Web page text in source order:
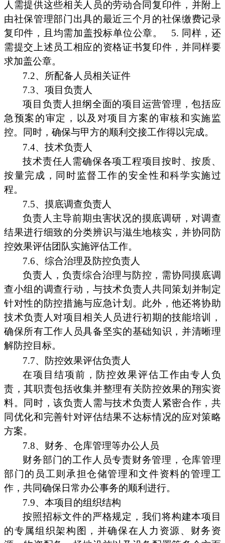
人需提供这些相关人员的劳动合同复印件，并附上
由社保管理部门出具的最近三个月的社保缴费记录
复印件，且均需加盖投标单位公章。
5. 同样，还
需提交上述员工相应的资格证书复印件，并同样要
求加盖公章。
7.2、所配备人员相关证件
7.3、项目负责人
项目负责人担纲全面的项目运营管理，包括应
急预案的审定，以及对项目方案的审核和实施监
控。同时，确保与甲方的顺利交接工作得以完成。
7.4、技术负责人
技术责任人需确保各项工程项目按时、按质、
按量完成，同时监督工作的安全性和科学实施过
程。
7.5、摸底调查负责人
负责人主导前期虫害状况的摸底调研，对调查
结果进行细致的分类辨识与滋生地核实，并协同防
控效果评估团队实施评估工作。
7.6、综合治理及防控负责人
负责人，负责综合治理与防控，需协同摸底调
查小组的调查行动，与技术负责人共同策划并制定
针对性的防控措施与应急计划。此外，他还将协助
技术负责人对项目相关人员进行初期的技能培训，
确保所有工作人员具备坚实的基础知识，并清晰理
解防控目标。
7.7、防控效果评估负责人
在项目结项前，防控效果评估工作由专人负
责，其职责包括收集并整理有关防控效果的翔实资
料。同时，该负责人需与技术负责人紧密合作，共
同优化和完善针对评估结果不达标情况的应对策略
方案。
7.8、财务、仓库管理等办公人员
财务部门的工作人员专责财务管理，仓库管理
部门的员工则承担仓储管理和文件资料的管理工
作，共同确保日常办公事务的顺利进行。
7.9、本项目的组织结构
按照招标文件的严格规定，我们将构建本项目
的专属组织架构图，并确保在人力资源、财务资